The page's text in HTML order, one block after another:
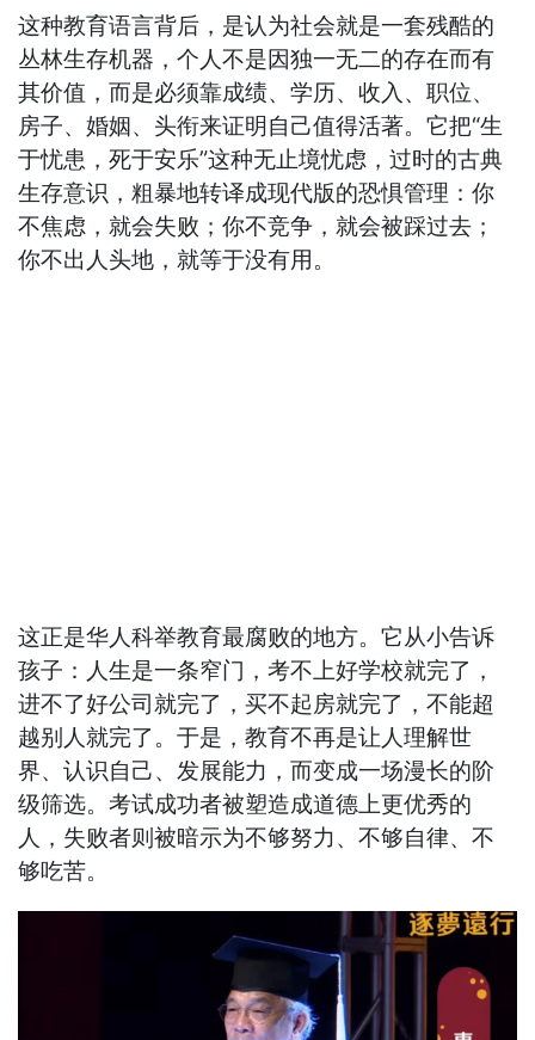
这种教育语言背后，是认为社会就是一套残酷的
丛林生存机器，个人不是因独一无二的存在而有
其价值，而是必须靠成绩、学历、收入、职位、
房子、婚姻、头衔来证明自己值得活著。它把“生
于忧患，死于安乐”这种无止境忧虑，过时的古典
生存意识，粗暴地转译成现代版的恐惧管理：你
不焦虑，就会失败；你不竞争，就会被踩过去；
你不出人头地，就等于没有用。
这正是华人科举教育最腐败的地方。它从小告诉
孩子：人生是一条窄门，考不上好学校就完了，
进不了好公司就完了，买不起房就完了，不能超
越别人就完了。于是，教育不再是让人理解世
界、认识自己、发展能力，而变成一场漫长的阶
级筛选。考试成功者被塑造成道德上更优秀的
人，失败者则被暗示为不够努力、不够自律、不
够吃苦。